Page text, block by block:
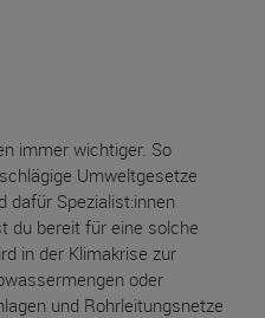
immer wichtiger. So
Umweltgesetze
dafür Spezialist:innen
du bereit für eine solche
in der Klimakrise zur
oder
und Rohrleitungsnetze